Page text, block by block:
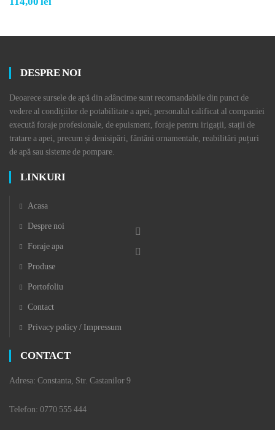
DESPRE NOI
Deoarece sursele de apă din adâncime sunt recomandabile din punct de
vedere al condițiilor de potabilitate a apei, personalul calificat al companiei
execută foraje profesionale, de epuisment, foraje pentru irigații, stații de
tratare a apei, precum și denisipări, fântâni ornamentale, reabilitări puțuri
de apă sau sisteme de pompare.
LINKURI
Acasa
Despre noi
Foraje apa
Produse
Portofoliu
Contact
Privacy policy / Impressum
CONTACT
Adresa: Constanta, Str. Castanilor 9
Telefon: 0770 555 444